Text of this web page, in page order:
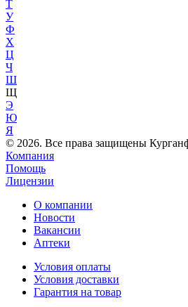
Т
У
Ф
Х
Ц
Ч
Ш
Щ
Э
Ю
Я
© 2026. Все права защищены
Компания
Помощь
Лицензии
О компании
Новости
Вакансии
Аптеки
Условия оплаты
Условия доставки
Гарантия на товар